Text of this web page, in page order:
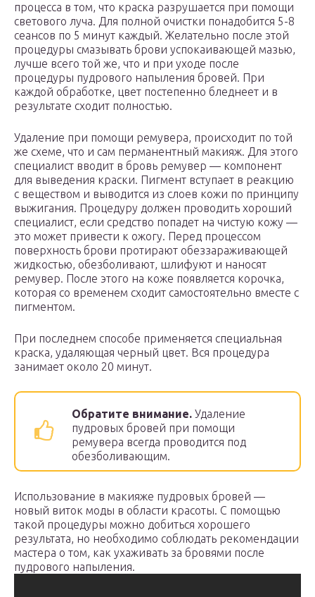
процесса в том, что краска разрушается при помощи
светового луча. Для полной очистки понадобится 5-8
сеансов по 5 минут каждый. Желательно после этой
процедуры смазывать брови успокаивающей мазью,
лучше всего той же, что и при уходе после
процедуры пудрового напыления бровей. При
каждой обработке, цвет постепенно бледнеет и в
результате сходит полностью.
Удаление при помощи ремувера, происходит по той
же схеме, что и сам перманентный макияж. Для этого
специалист вводит в бровь ремувер — компонент
для выведения краски. Пигмент вступает в реакцию
с веществом и выводится из слоев кожи по принципу
выжигания. Процедуру должен проводить хороший
специалист, если средство попадет на чистую кожу —
это может привести к ожогу. Перед процессом
поверхность брови протирают обеззараживающей
жидкостью, обезболивают, шлифуют и наносят
ремувер. После этого на коже появляется корочка,
которая со временем сходит самостоятельно вместе с
пигментом.
При последнем способе применяется специальная
краска, удаляющая черный цвет. Вся процедура
занимает около 20 минут.
Обратите внимание. Удаление
пудровых бровей при помощи
ремувера всегда проводится под
обезболивающим.
Использование в макияже пудровых бровей —
новый виток моды в области красоты. С помощью
такой процедуры можно добиться хорошего
результата, но необходимо соблюдать рекомендации
мастера о том, как ухаживать за бровями после
пудрового напыления.